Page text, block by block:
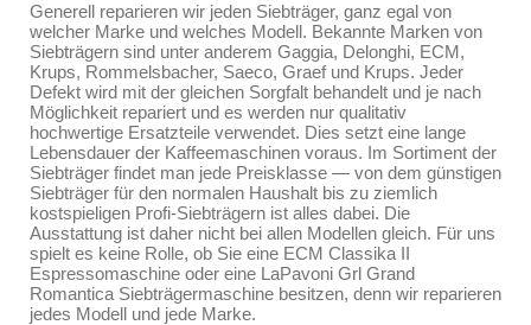
Generell reparieren wir jeden Siebträger, ganz egal von
welcher Marke und welches Modell. Bekannte Marken von
Siebträgern sind unter anderem Gaggia, Delonghi, ECM,
Krups, Rommelsbacher, Saeco, Graef und Krups. Jeder
Defekt wird mit der gleichen Sorgfalt behandelt und je nach
Möglichkeit repariert und es werden nur qualitativ
hochwertige Ersatzteile verwendet. Dies setzt eine lange
Lebensdauer der Kaffeemaschinen voraus. Im Sortiment der
Siebträger findet man jede Preisklasse — von dem günstigen
Siebträger für den normalen Haushalt bis zu ziemlich
kostspieligen Profi-Siebträgern ist alles dabei. Die
Ausstattung ist daher nicht bei allen Modellen gleich. Für uns
spielt es keine Rolle, ob Sie eine ECM Classika II
Espressomaschine oder eine LaPavoni Grl Grand
Romantica Siebträgermaschine besitzen, denn wir reparieren
jedes Modell und jede Marke.